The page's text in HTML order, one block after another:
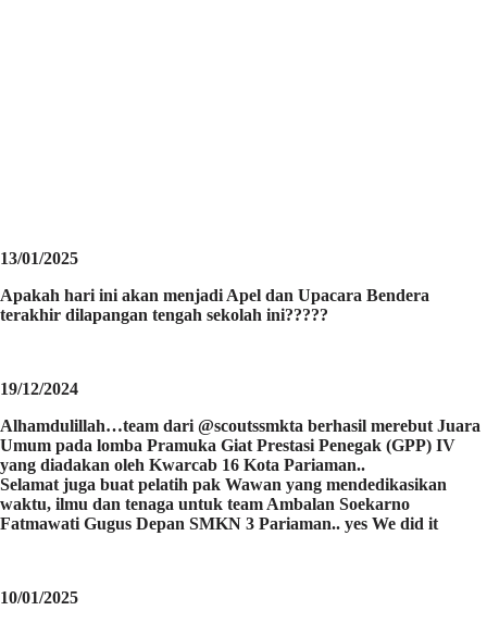
13/01/2025
Apakah hari ini akan menjadi Apel dan Upacara Bendera
terakhir dilapangan tengah sekolah ini?????
19/12/2024
Alhamdulillah…team dari @scoutssmkta berhasil merebut Juara
Umum pada lomba Pramuka Giat Prestasi Penegak (GPP) IV
yang diadakan oleh Kwarcab 16 Kota Pariaman..
Selamat juga buat pelatih pak Wawan yang mendedikasikan
waktu, ilmu dan tenaga untuk team Ambalan Soekarno
Fatmawati Gugus Depan SMKN 3 Pariaman.. yes We did it
10/01/2025